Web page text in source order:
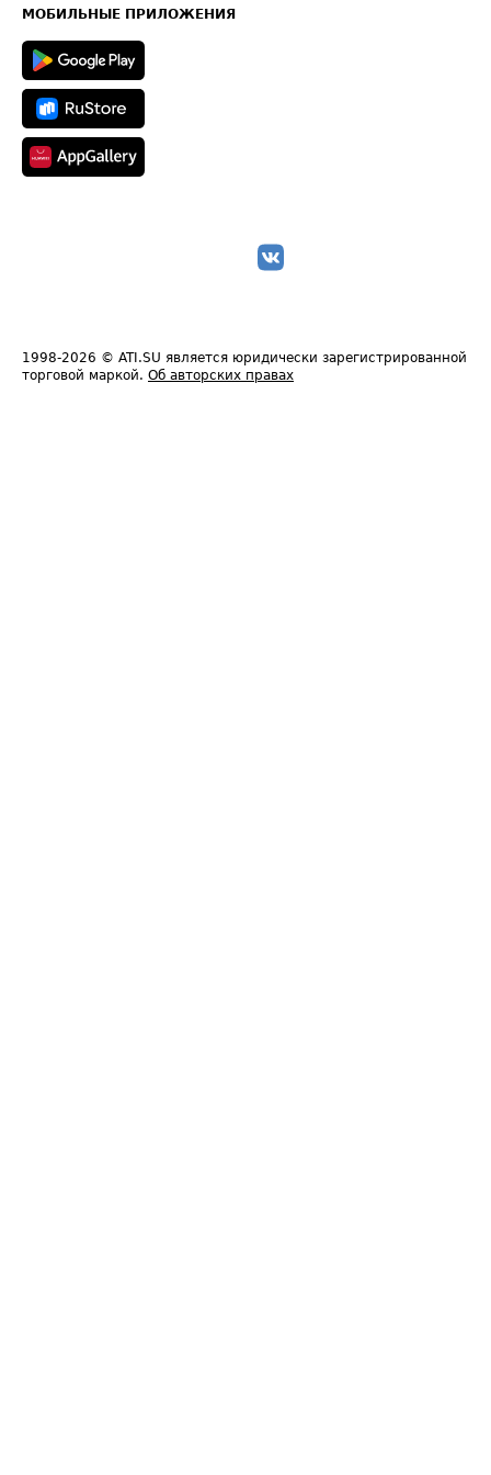
Техническая информация
МОБИЛЬНЫЕ ПРИЛОЖЕНИЯ
1998-2026 © ATI.SU является юридически зарегистрированной
торговой маркой. Об авторских правах